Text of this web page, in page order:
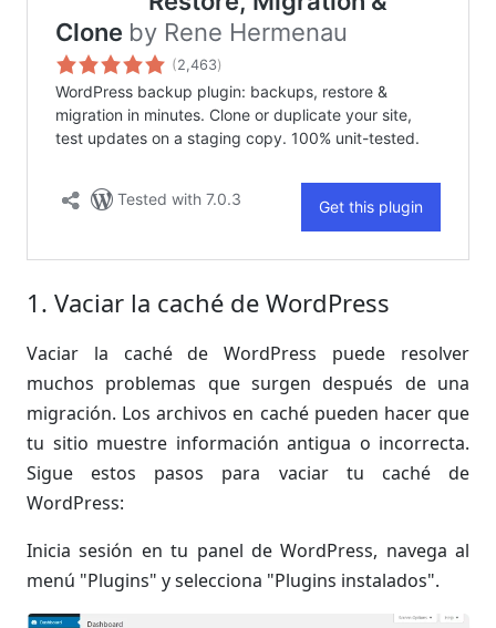
1. Vaciar la caché de WordPress
Vaciar la caché de WordPress puede resolver
muchos problemas que surgen después de una
migración. Los archivos en caché pueden hacer que
tu sitio muestre información antigua o incorrecta.
Sigue estos pasos para vaciar tu caché de
WordPress:
Inicia sesión en tu panel de WordPress, navega al
menú "Plugins" y selecciona "Plugins instalados".